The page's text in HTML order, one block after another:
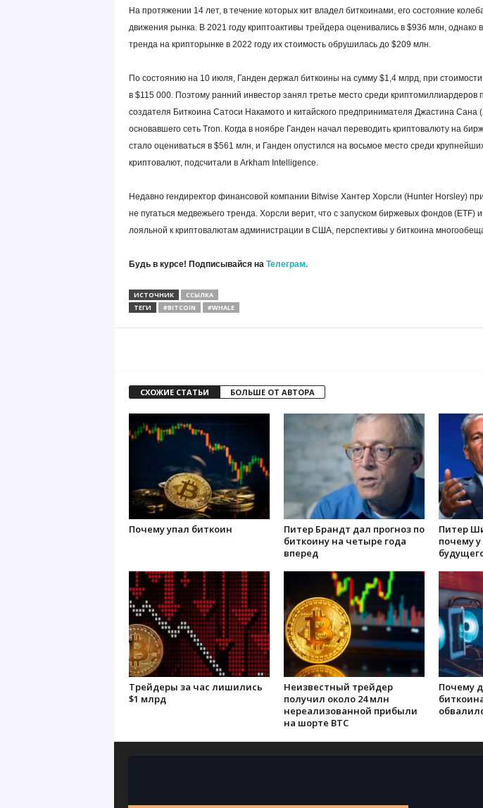
На протяжении 14 лет, в течение которых кит владел биткоинами, его состояние
движения рынка. В 2021 году криптоактивы трейдера оценивались в $936 млн, однако
тренда на крипторынке в 2022 году их стоимость обрушилась до $209 млн.
По состоянию на 10 июля, Ганден держал биткоины на сумму $1,4 млрд, при
в $115 000. Поэтому ранний инвестор занял третье место среди криптомиллиардеров
создателя Биткоина Сатоси Накамото и китайского предпринимателя Джастина Сана
основавшего сеть Tron. Когда в ноябре Ганден начал переводить криптовалюту на
стало оцениваться в $561 млн, и Ганден опустился на восьмое место среди
криптовалют, подсчитали в Arkham Intelligence.
Недавно гендиректор финансовой компании Bitwise Хантер Хорсли (Hunter Horsley)
не пугаться медвежьего тренда. Хорсли верит, что с запуском биржевых фондов (ETF)
лояльной к криптовалютам администрации в США, перспективы у биткоина
Будь в курсе! Подписывайся на Телеграм.
ИСТОЧНИК
ССЫЛКА
ТЕГИ
#BITCOIN #WHALE
СХОЖИЕ СТАТЬИ БОЛЬШЕ ОТ АВТОРА
Почему упал биткоин
Питер Брандт дал прогноз по
биткоину на четыре года
вперед
Питер
почему
Трейдеры за час лишились
$1 млрд
Неизвестный трейдер
получил около 24 млн
нереализованной прибыли
на шорте BTC
Почему